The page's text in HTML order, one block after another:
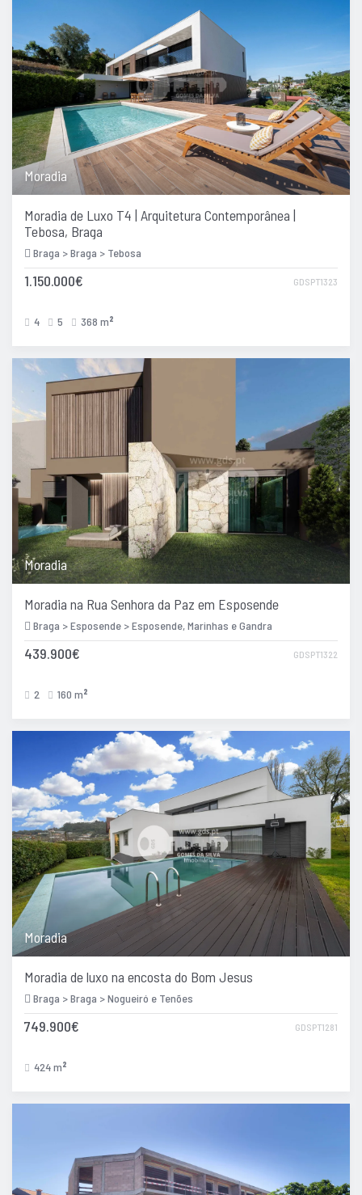
Moradia
Moradia de Luxo T4 | Arquitetura Contemporânea |
Tebosa, Braga
Braga > Braga > Tebosa
GDSPT1323
1.150.000€
4 5 368 m 2
Moradia
Moradia na Rua Senhora da Paz em Esposende
Braga > Esposende > Esposende, Marinhas e Gandra
GDSPT1322
439.900€
2 160 m 2
Moradia
Moradia de luxo na encosta do Bom Jesus
Braga > Braga > Nogueiró e Tenões
GDSPT1281
749.900€
424 m 2